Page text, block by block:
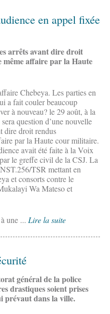
en appel fixée
arrêts avant dire droit
même affaire par la Haute
Chebeya. Les parties en
a fait couler beaucoup
à nouveau? le 29 août, à la
question d’une nouvelle
dire droit rendus
par la Haute cour militaire.
avait été faite à la Voix
le greffe civil de la CSJ. La
TSR mettant en
et consorts contre le
Wa Mateso et
une ... Lire la suite
général de la police
drastiques soient prises
prévaut dans la ville.